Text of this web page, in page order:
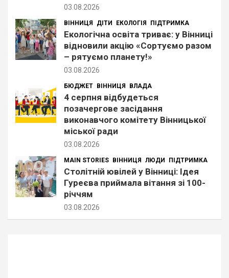
03.08.2026
ВІННИЦЯ ДІТИ ЕКОЛОГІЯ ПІДТРИМКА
Екологічна освіта триває: у Вінниці
відновили акцію «Сортуємо разом
– рятуємо планету!»
03.08.2026
БЮДЖЕТ ВІННИЦЯ ВЛАДА
4 серпня відбудеться
позачергове засідання
виконавчого комітету Вінницької
міської ради
03.08.2026
MAIN STORIES ВІННИЦЯ ЛЮДИ ПІДТРИМКА
Столітній ювілей у Вінниці: Ідея
Гуреєва приймала вітання зі 100-
річчям
03.08.2026